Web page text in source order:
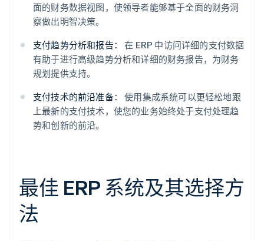
面的财务数据视图，使领导者能够基于全面的财务洞
察做出明智决策。
支付趋势分析和报告：
在 ERP 中访问详细的支付数据
有助于进行高级趋势分析和详细的财务报告，为财务
规划提供支持。
支付技术的前沿准备：
使用集成系统可以更轻松地跟
上最新的支付技术，使您的业务始终处于支付处理趋
势和创新的前沿。
最佳 ERP 系统及其选择方
法